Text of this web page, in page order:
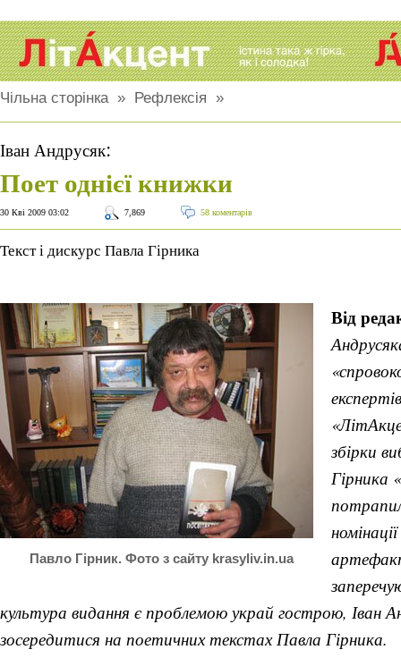
Чільна сторінка» Рефлексія »
Іван Андрусяк:
Поет однієї книжки
30 Кві 2009 03:02 7,869 58 коментарів
Текст і дискурс Павла Гірника
Павло Гірник. Фото з сайту krasyliv.in.ua
Від
збірки
Гірника
культура видання є проблемою украй гострою, Іван
зосередитися на поетичних текстах Павла Гірника.